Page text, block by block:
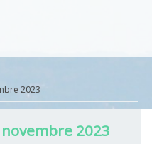
2023
2023